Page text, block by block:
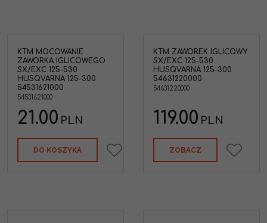
KTM MOCOWANIE
ZAWORKA IGLICOWEGO
SX/EXC 125-530
HUSQVARNA 125-300
54531621000
54531621000
21.00 PLN
DO KOSZYKA
KTM 54631220000 Zaworek
iglicowy KTM SX/EXC 125-
530 Husqvarna TC/TE
125-300 '14-16
KTM ZAWOREK IGLICOWY
SX/EXC 125-530
HUSQVARNA 125-300
54631220000
54631220000
119.00 PLN
ZOBACZ